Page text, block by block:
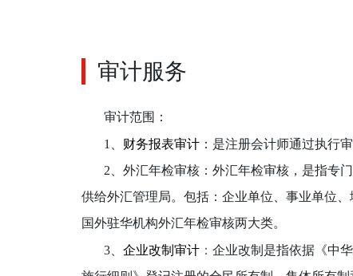
审计服务
审计范围：
1、 财务报表审计 ：是注册会计师通过执行
2、外汇年检审核：外汇年检审核，是指专
供给外汇管理局。包括：企业单位、事业单位
国外驻华机构外汇年检审核两大类。
3、 企业改制审计 ： 企业改制是指依据《中